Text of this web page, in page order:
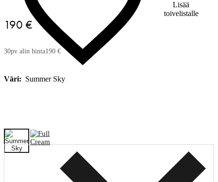
Lisää
toivelistalle
190 €
30pv alin hinta190 €
Väri: Summer Sky